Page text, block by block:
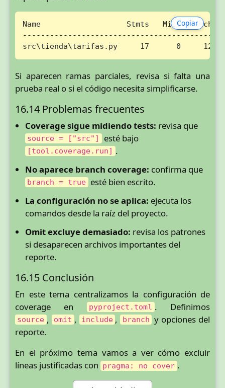
Copiar
Name                   Stmts   Miss Branch
src\tienda\tarifas.py     17      0     12
Si aparecen ramas parciales, revisa si falta una
prueba real o si el código necesita simplificarse.
16.14 Problemas frecuentes
Coverage sigue midiendo tests: revisa que
source = ["src"] esté bajo
[tool.coverage.run] .
No aparece branch coverage: confirma que
branch = true esté bien escrito.
La configuración no se aplica: ejecuta los
comandos desde la raíz del proyecto.
Omit excluye demasiado: revisa los patrones
si desaparecen archivos importantes del
reporte.
16.15 Conclusión
En este tema centralizamos la configuración de
coverage en
pyproject.toml . Definimos
source , omit , include , branch y opciones del
reporte.
En el próximo tema vamos a ver cómo excluir
líneas justificadas con pragma: no cover .